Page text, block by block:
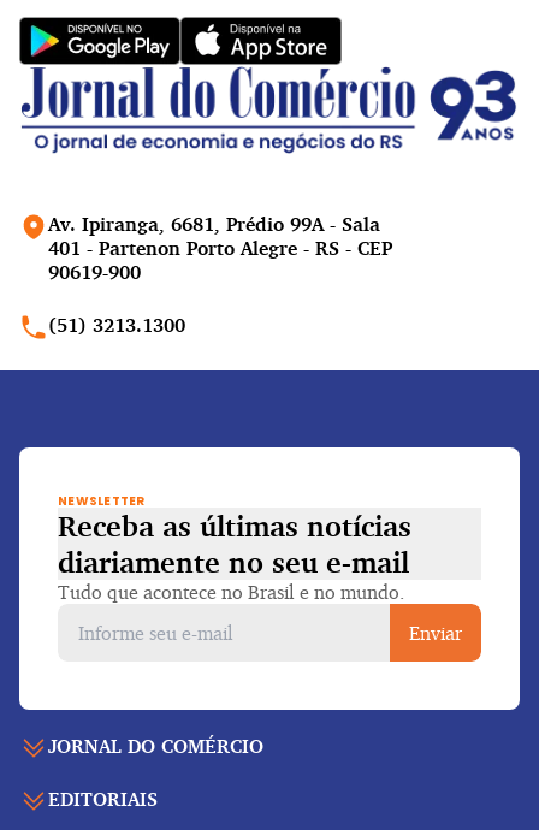
Av. Ipiranga, 6681, Prédio 99A - Sala
401 - Partenon Porto Alegre - RS - CEP
90619-900
(51) 3213.1300
JORNAL DO COMÉRCIO
Capa
EDITORIAIS
NEWSLETTER
Receba as últimas notícias
diariamente no seu e-mail
Tudo que acontece no Brasil e no mundo.
Enviar